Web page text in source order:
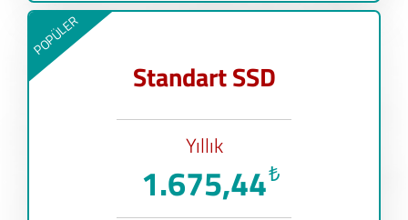
POPÜLER
Standart SSD
Yıllık
₺
1.675,44